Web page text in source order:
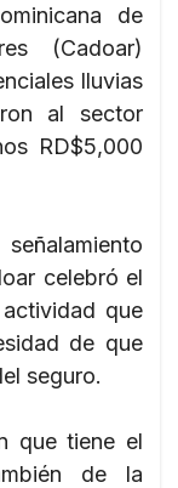
de
(Cadoar)
lluvias
al sector
RD$5,000
celebró el
que
de que
seguro.
que tiene el
de la